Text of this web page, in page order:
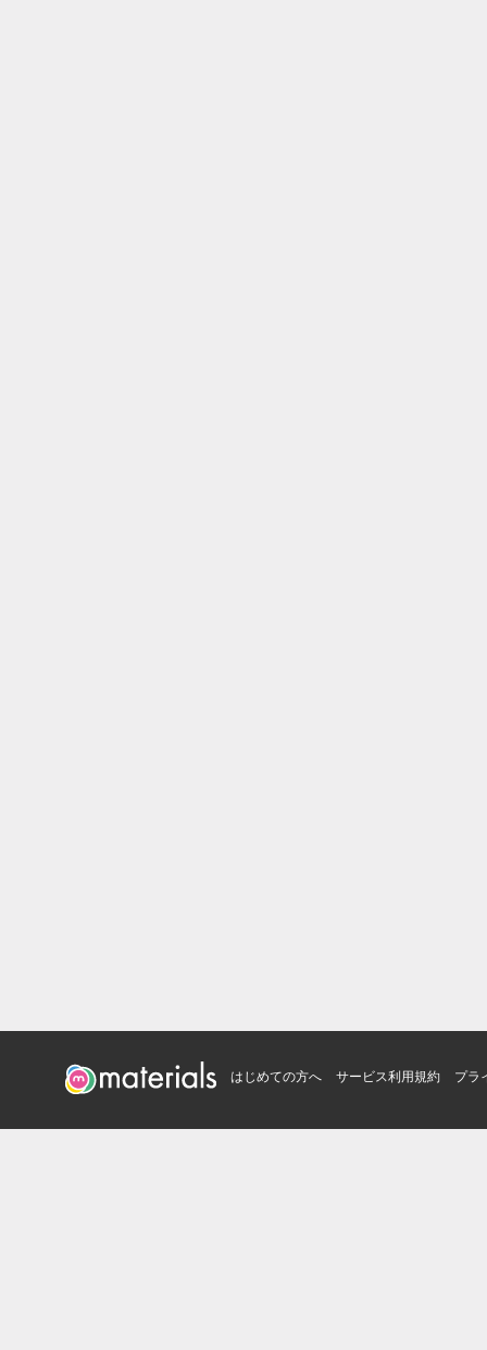
はじめての方へ サービス利用規約 プラ